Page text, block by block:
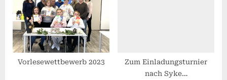
Vorlesewettbewerb 2023
Zum Einladungsturnier
nach Syke…